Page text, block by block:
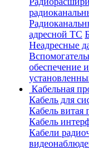
адресной ТС
Неадресные
Кабельная
Кабель для
Кабель витая
Кабель
Кабели